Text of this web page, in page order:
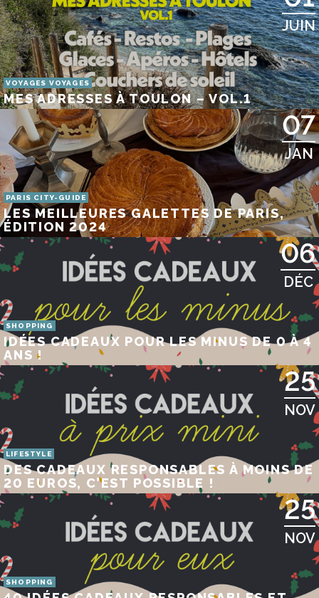
JUIN
VOYAGES VOYAGES
MES ADRESSES À TOULON – VOL.1
07
JAN
PARIS CITY-GUIDE
LES MEILLEURES GALETTES DE PARIS,
ÉDITION 2024
06
DÉC
SHOPPING
IDÉES CADEAUX POUR LES MINUS DE 0 À 4
ANS !
25
NOV
LIFESTYLE
DES CADEAUX RESPONSABLES À MOINS DE
20 EUROS, C’EST POSSIBLE !
25
NOV
SHOPPING